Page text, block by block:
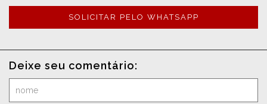
SOLICITAR PELO WHATSAPP
Deixe seu comentário: